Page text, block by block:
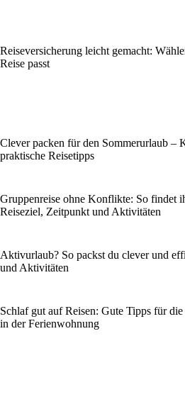
Reiseversicherung leicht gemacht:
Reise passt
Clever packen für den Sommerurlaub –
praktische Reisetipps
Gruppenreise ohne Konflikte: So findet
Reiseziel, Zeitpunkt und Aktivitäten
Aktivurlaub? So packst du clever und
und Aktivitäten
Schlaf gut auf Reisen: Gute Tipps für
in der Ferienwohnung